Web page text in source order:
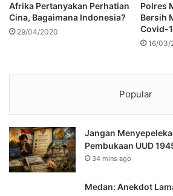
Afrika Pertanyakan Perhatian
Cina, Bagaimana Indonesia?
29/04/2020
Polres
Bersih
Covid-
16/03/
Popular
Jangan
Pembukaan UUD
34 mins ago
Medan: Anekdot